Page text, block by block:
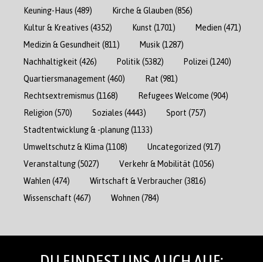
Keuning-Haus (489) Kirche & Glauben (856)
Kultur & Kreatives (4352) Kunst (1701) Medien (471)
Medizin & Gesundheit (811) Musik (1287)
Nachhaltigkeit (426) Politik (5382) Polizei (1240)
Quartiersmanagement (460) Rat (981)
Rechtsextremismus (1168) Refugees Welcome (904)
Religion (570) Soziales (4443) Sport (757)
Stadtentwicklung & -planung(1133)
Umweltschutz & Klima (1108) Uncategorized (917)
Veranstaltung(5027) Verkehr & Mobilität (1056)
Wahlen (474) Wirtschaft & Verbraucher(3816)
Wissenschaft (467) Wohnen (784)